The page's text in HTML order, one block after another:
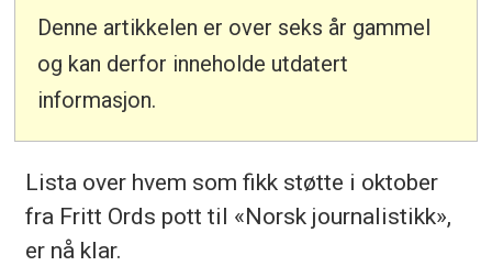
Denne artikkelen er over seks år gammel
og kan derfor inneholde utdatert
informasjon.
Lista over hvem som fikk støtte i oktober
fra Fritt Ords pott til «Norsk journalistikk»,
er nå klar.